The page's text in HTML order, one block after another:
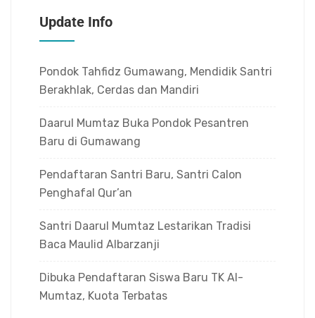
Update Info
Pondok Tahfidz Gumawang, Mendidik Santri
Berakhlak, Cerdas dan Mandiri
Daarul Mumtaz Buka Pondok Pesantren
Baru di Gumawang
Pendaftaran Santri Baru, Santri Calon
Penghafal Qur’an
Santri Daarul Mumtaz Lestarikan Tradisi
Baca Maulid Albarzanji
Dibuka Pendaftaran Siswa Baru TK Al-
Mumtaz, Kuota Terbatas